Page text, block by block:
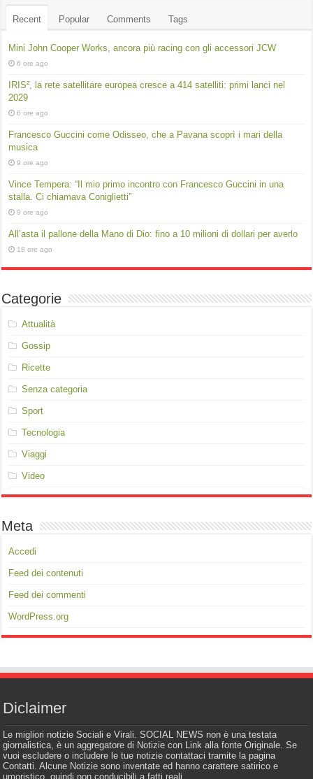
Recent Popular Comments Tags
Mini John Cooper Works, ancora più racing con gli accessori JCW
6 ore ago
IRIS², la rete satellitare europea cresce a 414 satelliti: primi lanci nel
2029
6 ore ago
Francesco Guccini come Odisseo, che a Pavana scoprì i mari della
musica
9 ore ago
Vince Tempera: “Il mio primo incontro con Francesco Guccini in una
stalla. Ci chiamava Coniglietti”
9 ore ago
All’asta il pallone della Mano di Dio: fino a 10 milioni di dollari per averlo
18 ore ago
Categorie
Attualità
Gossip
Ricette
Senza categoria
Sport
Tecnologia
Viaggi
Video
Meta
Accedi
Feed dei contenuti
Feed dei commenti
WordPress.org
Diclaimer
Le migliori notizie Sociali e Virali. SOCIAL NEWS non è una testata
giornalistica, è un aggregatore di Notizie con Link alla fonte Originale. Se
vuoi escludere o includere le tue notizie contattaci tramite la pagina
Contatti. Alcune Notizie sono inventate ed hanno carattere satirico e
umoristico, quindi non conducibili a fatti reali.